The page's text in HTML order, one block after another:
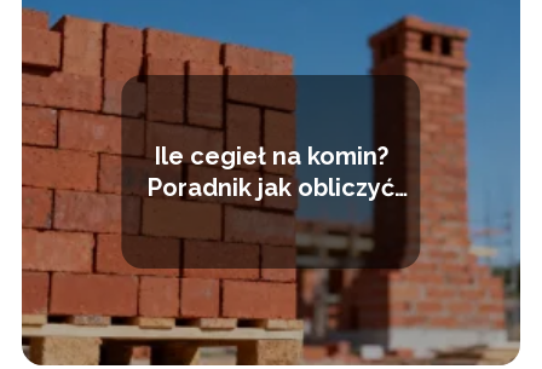
Ile cegieł na komin?
Poradnik jak obliczyć
zapotrzebowanie